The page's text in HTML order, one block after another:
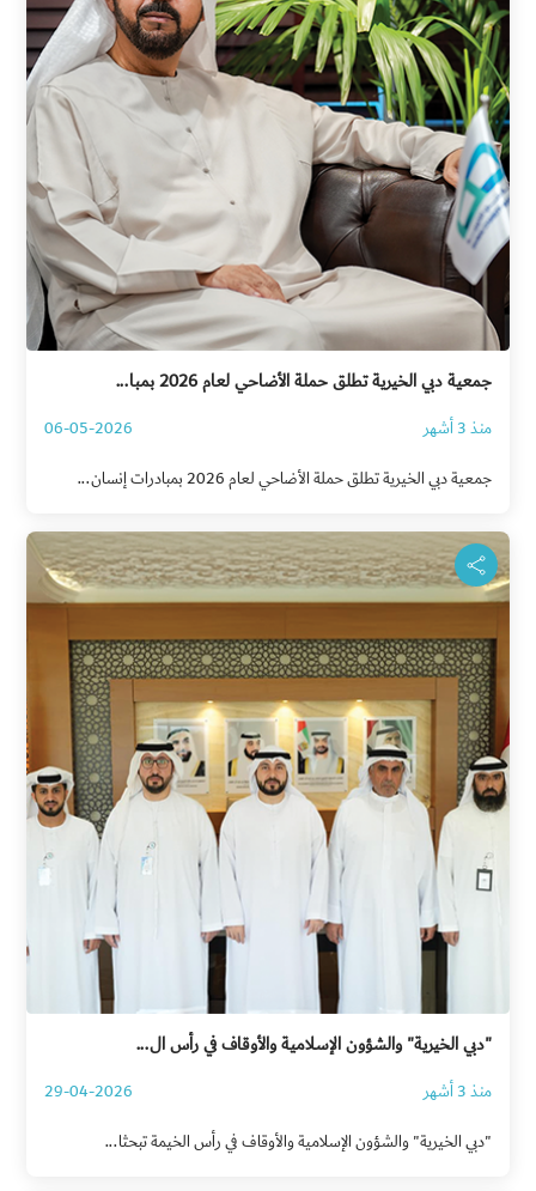
جمعية دبي الخيرية تطلق حملة الأضاحي لعام 2026 بمبا...
منذ 3 أشهر
06-05-2026
جمعية دبي الخيرية تطلق حملة الأضاحي لعام 2026 بمبادرات إنسان...
"دبي الخيرية" والشؤون الإسلامية والأوقاف في رأس ال...
منذ 3 أشهر
29-04-2026
"دبي الخيرية" والشؤون الإسلامية والأوقاف في رأس الخيمة تبحثا...